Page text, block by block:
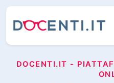
DOCENTI.IT -